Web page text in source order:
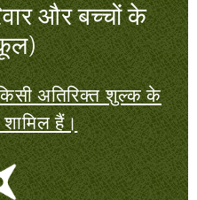
और बच्चों के
किसी अतिरिक्त शुल्क के
हैं।